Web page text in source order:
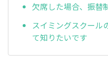
欠席した場合、振替
スイミングスクール
て知りたいです